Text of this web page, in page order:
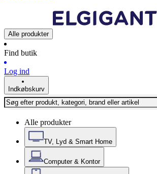
Alle produkter
Find butik
Log ind
Indkøbskurv
Alle produkter
TV, Lyd & Smart Home
Computer & Kontor